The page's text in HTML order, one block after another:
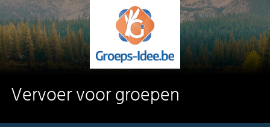
Vervoer voor groepen